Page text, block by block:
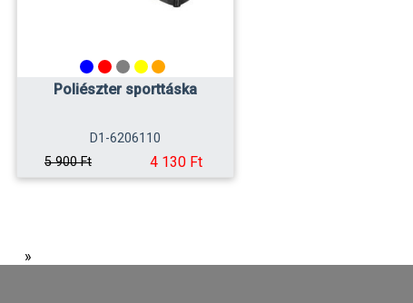
Poliészter sporttáska
D1-6206110
5 900 Ft
4 130 Ft
»